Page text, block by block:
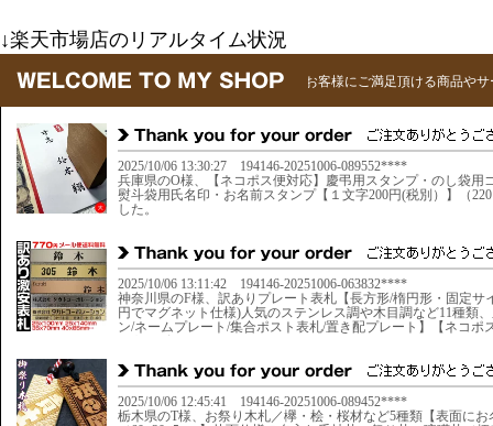
↓楽天市場店のリアルタイム状況